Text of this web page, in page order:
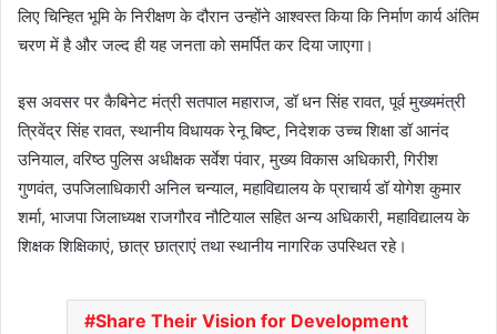
लिए चिन्हित भूमि के निरीक्षण के दौरान उन्होंने आश्वस्त किया कि निर्माण कार्य अंतिम
चरण में है और जल्द ही यह जनता को समर्पित कर दिया जाएगा।
इस अवसर पर कैबिनेट मंत्री सतपाल महाराज, डॉ धन सिंह रावत, पूर्व मुख्यमंत्री
त्रिवेंद्र सिंह रावत, स्थानीय विधायक रेनू बिष्ट, निदेशक उच्च शिक्षा डॉ आनंद
उनियाल, वरिष्ठ पुलिस अधीक्षक सर्वेश पंवार, मुख्य विकास अधिकारी, गिरीश
गुणवंत, उपजिलाधिकारी अनिल चन्याल, महाविद्यालय के प्राचार्य डॉ योगेश कुमार
शर्मा, भाजपा जिलाध्यक्ष राजगौरव नौटियाल सहित अन्य अधिकारी, महाविद्यालय के
शिक्षक शिक्षिकाएं, छात्र छात्राएं तथा स्थानीय नागरिक उपस्थित रहे।
Share Their Vision for Development